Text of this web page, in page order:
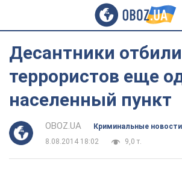
Десантники
террористов еще
населенный пункт
OBOZ.UA
Криминальные новости
8.08.2014 18:02
9,0 т.